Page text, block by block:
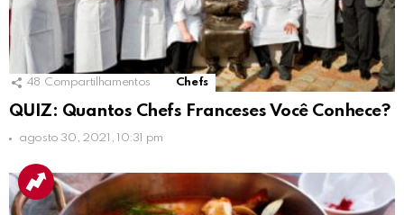
48 Compartilhamentos Chefs
QUIZ: Quantos Chefs Franceses Você Conhece?
agosto 30, 2021, 10:31 pm